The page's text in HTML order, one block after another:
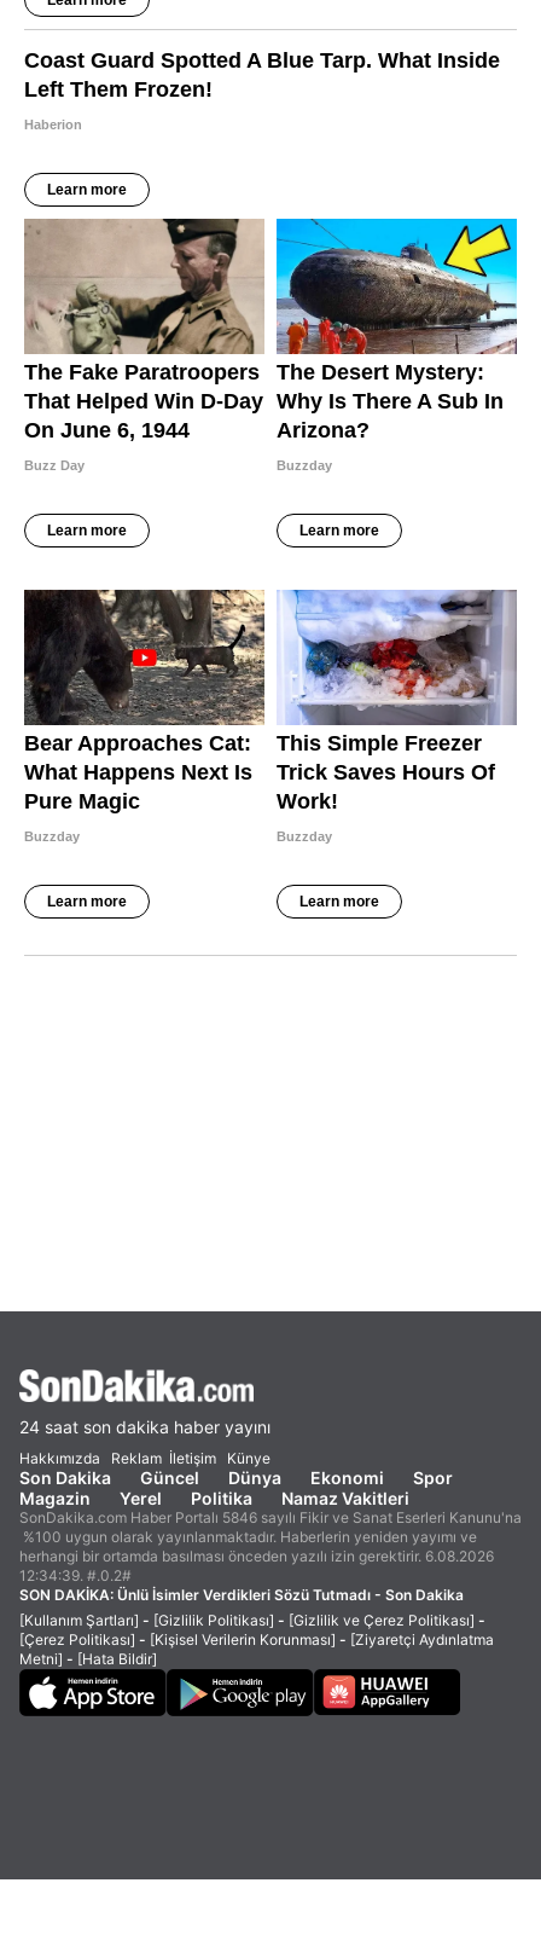
24 saat son dakika haber yayını
Hakkımızda Reklam İletişim Künye
Son Dakika Güncel Dünya Ekonomi
Spor
Magazin
Yerel Politika Namaz Vakitleri
SonDakika.com Haber Portalı 5846 sayılı Fikir ve Sanat Eserleri Kanunu'na
%100 uygun olarak yayınlanmaktadır. Haberlerin yeniden yayımı ve
herhangi bir ortamda basılması önceden yazılı izin gerektirir. 6.08.2026
12:34:39. #.0.2#
SON DAKİKA: Ünlü İsimler Verdikleri Sözü Tutmadı - Son Dakika
[Kullanım Şartları] - [Gizlilik Politikası] - [Gizlilik ve Çerez Politikası] -
[Çerez Politikası] - [Kişisel Verilerin Korunması] - [Ziyaretçi Aydınlatma
Metni] - [Hata Bildir]